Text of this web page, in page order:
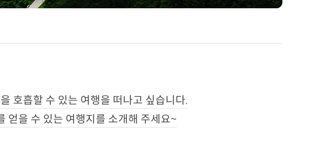
호흡할 수 있는 여행을 떠나고 싶습니다.
얻을 수 있는 여행지를 소개해 주세요~